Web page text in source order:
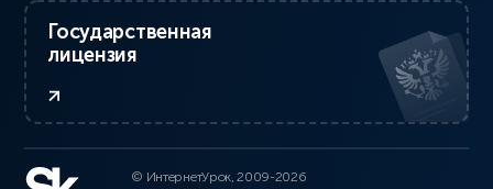
Государственная
лицензия
© ИнтернетУрок, 2009-2026